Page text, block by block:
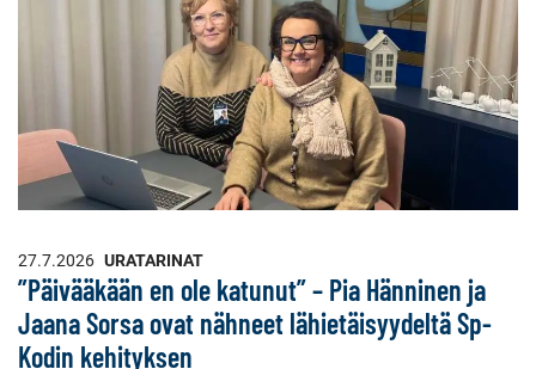
27.7.2026 URATARINAT
”Päivääkään en ole katunut” – Pia Hänninen ja
Jaana Sorsa ovat nähneet lähietäisyydeltä Sp-
Kodin kehityksen